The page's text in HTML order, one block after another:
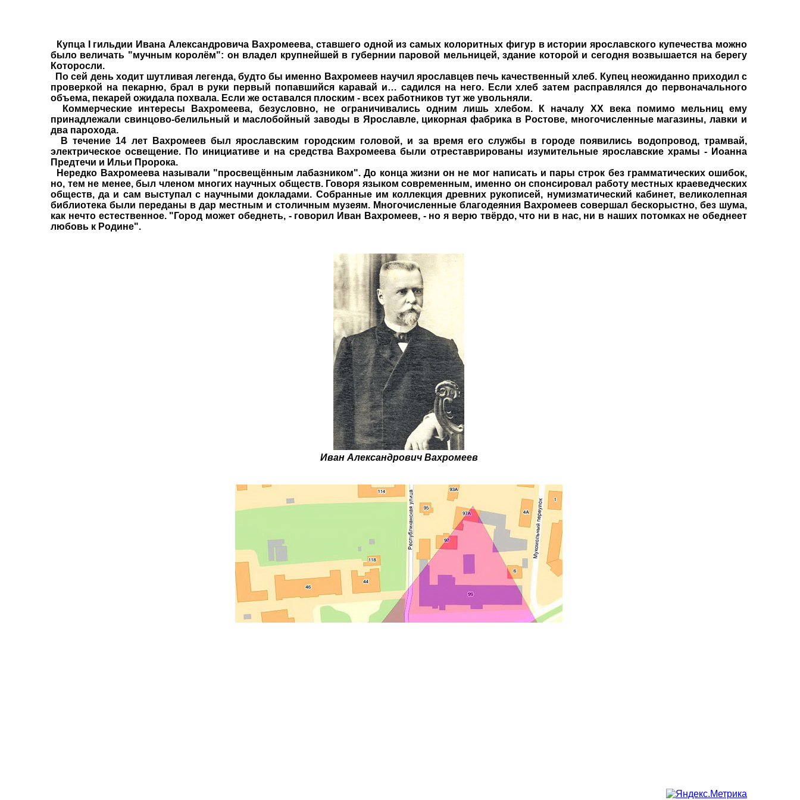
Купца I гильдии Ивана Александровича Вахромеева, ставшего одной из самых колоритных фигур в истории ярославского купечества можно
было величать "мучным королём": он владел крупнейшей в губернии паровой мельницей, здание которой и сегодня возвышается на берегу
Которосли.
По сей день ходит шутливая легенда, будто бы именно Вахромеев научил ярославцев печь качественный хлеб. Купец неожиданно приходил с
проверкой на пекарню, брал в руки первый попавшийся каравай и… садился на него. Если хлеб затем расправлялся до первоначального
объема, пекарей ожидала похвала. Если же оставался плоским - всех работников тут же увольняли.
Коммерческие интересы Вахромеева, безусловно, не ограничивались одним лишь хлебом. К началу ХХ века помимо мельниц ему
принадлежали свинцово-белильный и маслобойный заводы в Ярославле, цикорная фабрика в Ростове, многочисленные магазины, лавки и
два парохода.
В течение 14 лет Вахромеев был ярославским городским головой, и за время его службы в городе появились водопровод, трамвай,
электрическое освещение. По инициативе и на средства Вахромеева были отреставрированы изумительные ярославские храмы - Иоанна
Предтечи и Ильи Пророка.
Нередко Вахромеева называли "просвещённым лабазником". До конца жизни он не мог написать и пары строк без грамматических ошибок,
но, тем не менее, был членом многих научных обществ. Говоря языком современным, именно он спонсировал работу местных краеведческих
обществ, да и сам выступал с научными докладами. Собранные им коллекция древних рукописей, нумизматический кабинет, великолепная
библиотека были переданы в дар местным и столичным музеям. Многочисленные благодеяния Вахромеев совершал бескорыстно, без шума,
как нечто естественное. "Город может обеднеть, - говорил Иван Вахромеев, - но я верю твёрдо, что ни в нас, ни в наших потомках не обеднеет
любовь к Родине".
Иван Александрович Вахромеев